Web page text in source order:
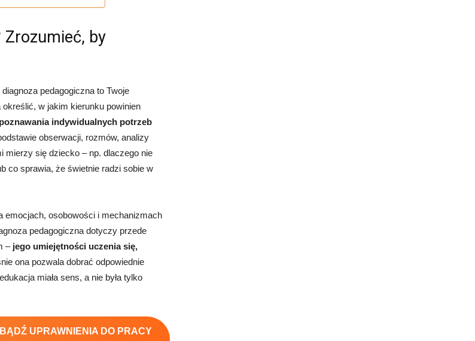
Zrozumieć, by
pedagogiczna to Twoje
w jakim kierunku powinien
indywidualnych potrzeb
obserwacji, rozmów, analizy
mierzy się dziecko – np. dlaczego nie
co sprawia, że świetnie radzi sobie w
emocjach, osobowości i mechanizmach
pedagogiczna dotyczy przede
– jego umiejętności uczenia się,
ona pozwala dobrać odpowiednie
miała sens, a nie była tylko
UPRAWNIENIA DO PRACY